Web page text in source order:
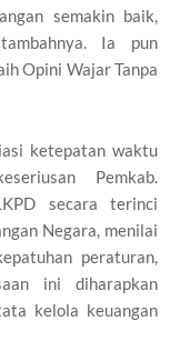
semakin baik,
Ia pun
Opini Wajar Tanpa
ketepatan waktu
Pemkab.
secara terinci
Negara, menilai
peraturan,
ini diharapkan
kelola keuangan